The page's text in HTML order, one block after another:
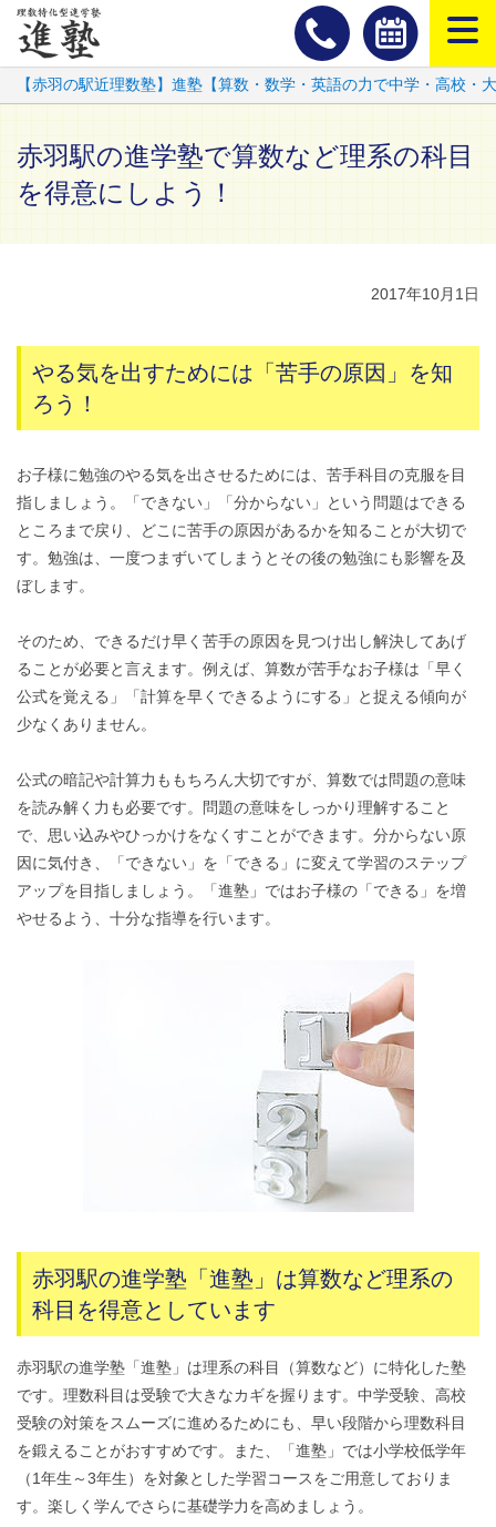
スマート
【赤羽の駅近理数塾】進塾【算数・数学・英語の力で中学・高校・
赤羽駅の進学塾で算数など理系の科目
を得意にしよう！
2017年10月1日
やる気を出すためには「苦手の原因」を知
ろう！
お子様に勉強のやる気を出させるためには、苦手科目の克服を目
指しましょう。「できない」「分からない」という問題はできる
ところまで戻り、どこに苦手の原因があるかを知ることが大切で
す。勉強は、一度つまずいてしまうとその後の勉強にも影響を及
ぼします。
そのため、できるだけ早く苦手の原因を見つけ出し解決してあげ
ることが必要と言えます。例えば、算数が苦手なお子様は「早く
公式を覚える」「計算を早くできるようにする」と捉える傾向が
少なくありません。
公式の暗記や計算力ももちろん大切ですが、算数では問題の意味
を読み解く力も必要です。問題の意味をしっかり理解すること
で、思い込みやひっかけをなくすことができます。分からない原
因に気付き、「できない」を「できる」に変えて学習のステップ
アップを目指しましょう。「進塾」ではお子様の「できる」を増
やせるよう、十分な指導を行います。
赤羽駅の進学塾「進塾」は算数など理系の
科目を得意としています
赤羽駅の進学塾「進塾」は理系の科目（算数など）に特化した塾
です。理数科目は受験で大きなカギを握ります。中学受験、高校
受験の対策をスムーズに進めるためにも、早い段階から理数科目
を鍛えることがおすすめです。また、「進塾」では小学校低学年
（1年生～3年生）を対象とした学習コースをご用意しておりま
す。楽しく学んでさらに基礎学力を高めましょう。